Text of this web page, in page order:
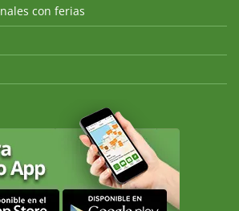
con ferias